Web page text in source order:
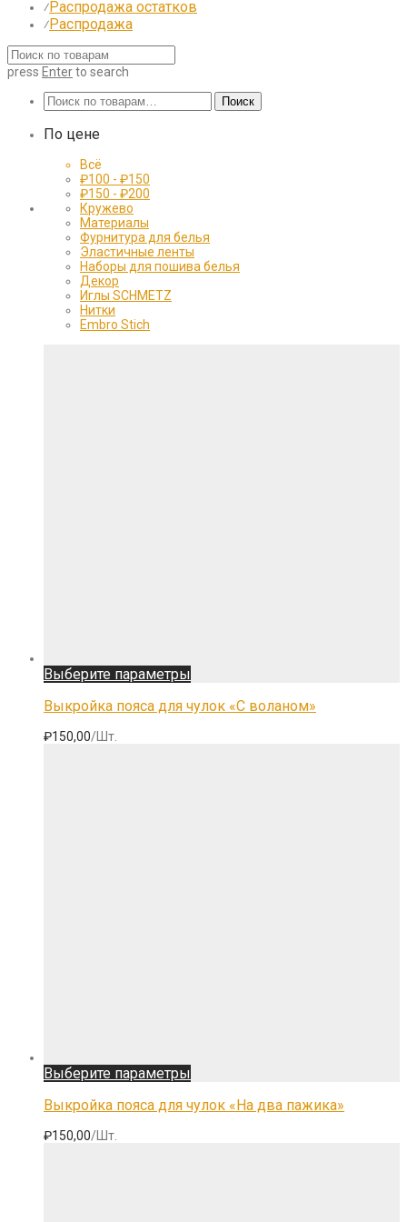
⁄Распродажа остатков
⁄Распродажа
press Enterto search
Искать:
Поиск
По цене
Всё
₽100 - ₽150
₽150 - ₽200
Кружево
Материалы
Фурнитура для белья
Эластичные ленты
Наборы для пошива белья
Декор
Иглы SCHMETZ
Нитки
Embro Stich
Выберите параметры
товар
имеет
несколько
Выкройка пояса для чулок «С воланом»
₽150,00/Шт.
Выберите параметры
товар
имеет
несколько
Выкройка пояса для чулок «На два пажика»
₽150,00/Шт.